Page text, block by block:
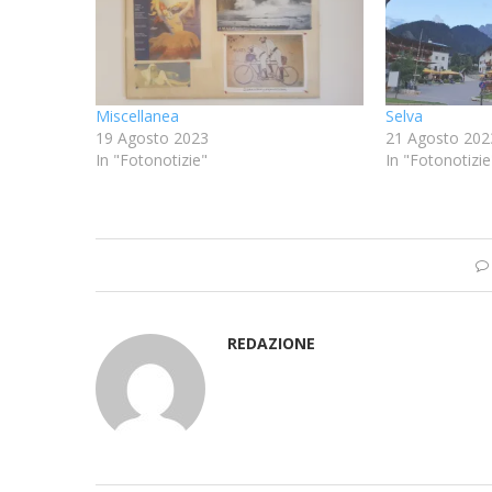
Miscellanea
19 Agosto 2023
In "Fotonotizie"
Selva
21 Agosto
In
REDAZIONE